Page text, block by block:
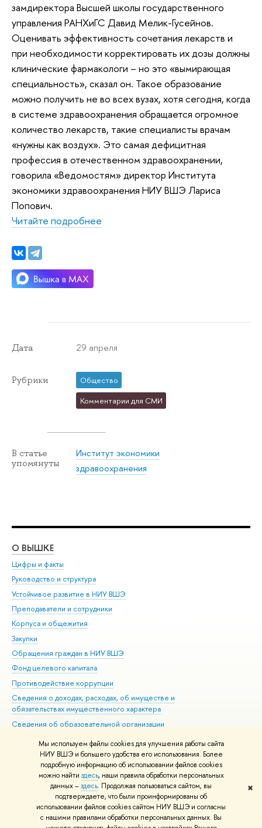
Мы используем файлы cookies для улучшения работы сайта
НИУ ВШЭ и большего удобства его использования. Более
подробную информацию об использовании файлов cookies
можно найти здесь, наши правила обработки персональных
данных –здесь. Продолжая пользоваться сайтом, вы
подтверждаете, что были проинформированы об
использовании файлов cookies сайтом НИУ ВШЭ и согласны
с нашими правилами обработки персональных данных. Вы
✖
замдиректора Высшей школы государственного
управления РАНХиГС Давид Мелик-Гусейнов.
Оценивать эффективность сочетания лекарств и
при необходимости корректировать их дозы должны
клинические фармакологи – но это «вымирающая
специальность», сказал он. Такое образование
можно получить не во всех вузах, хотя сегодня, когда
в системе здравоохранения обращается огромное
количество лекарств, такие специалисты врачам
«нужны как воздух». Это самая дефицитная
профессия в отечественном здравоохранении,
говорила «Ведомостям» директор Института
экономики здравоохранения НИУ ВШЭ Лариса
Попович.
Читайте подробнее
Дата 29 апреля
Рубрики
Общество
Комментарии для СМИ
В статье
упомянуты
Институт экономики
здравоохранения
О ВЫШКЕ
Цифры и факты
Руководство и структура
Устойчивое развитие в НИУ ВШЭ
Преподаватели и сотрудники
Корпуса и общежития
Закупки
Обращения граждан в НИУ ВШЭ
Фонд целевого капитала
Противодействие коррупции
Сведения о доходах, расходах, об имуществе и
обязательствах имущественного характера
Сведения об образовательной организации
Людям с ограниченными возможностями здоровья
Единая платежная страница
Работа в Вышке
© НИУ ВШЭ 1993–2026 Адреса и контакты Условия использования
материалов Политика конфиденциальности Карта сайта